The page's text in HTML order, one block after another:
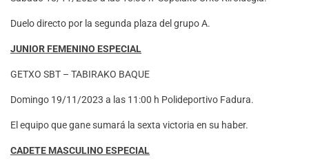
Duelo directo por la segunda plaza del grupo A.
JUNIOR FEMENINO ESPECIAL
GETXO SBT – TABIRAKO BAQUE
Domingo 19/11/2023 a las 11:00 h Polideportivo Fadura.
El equipo que gane sumará la sexta victoria en su haber.
CADETE MASCULINO ESPECIAL